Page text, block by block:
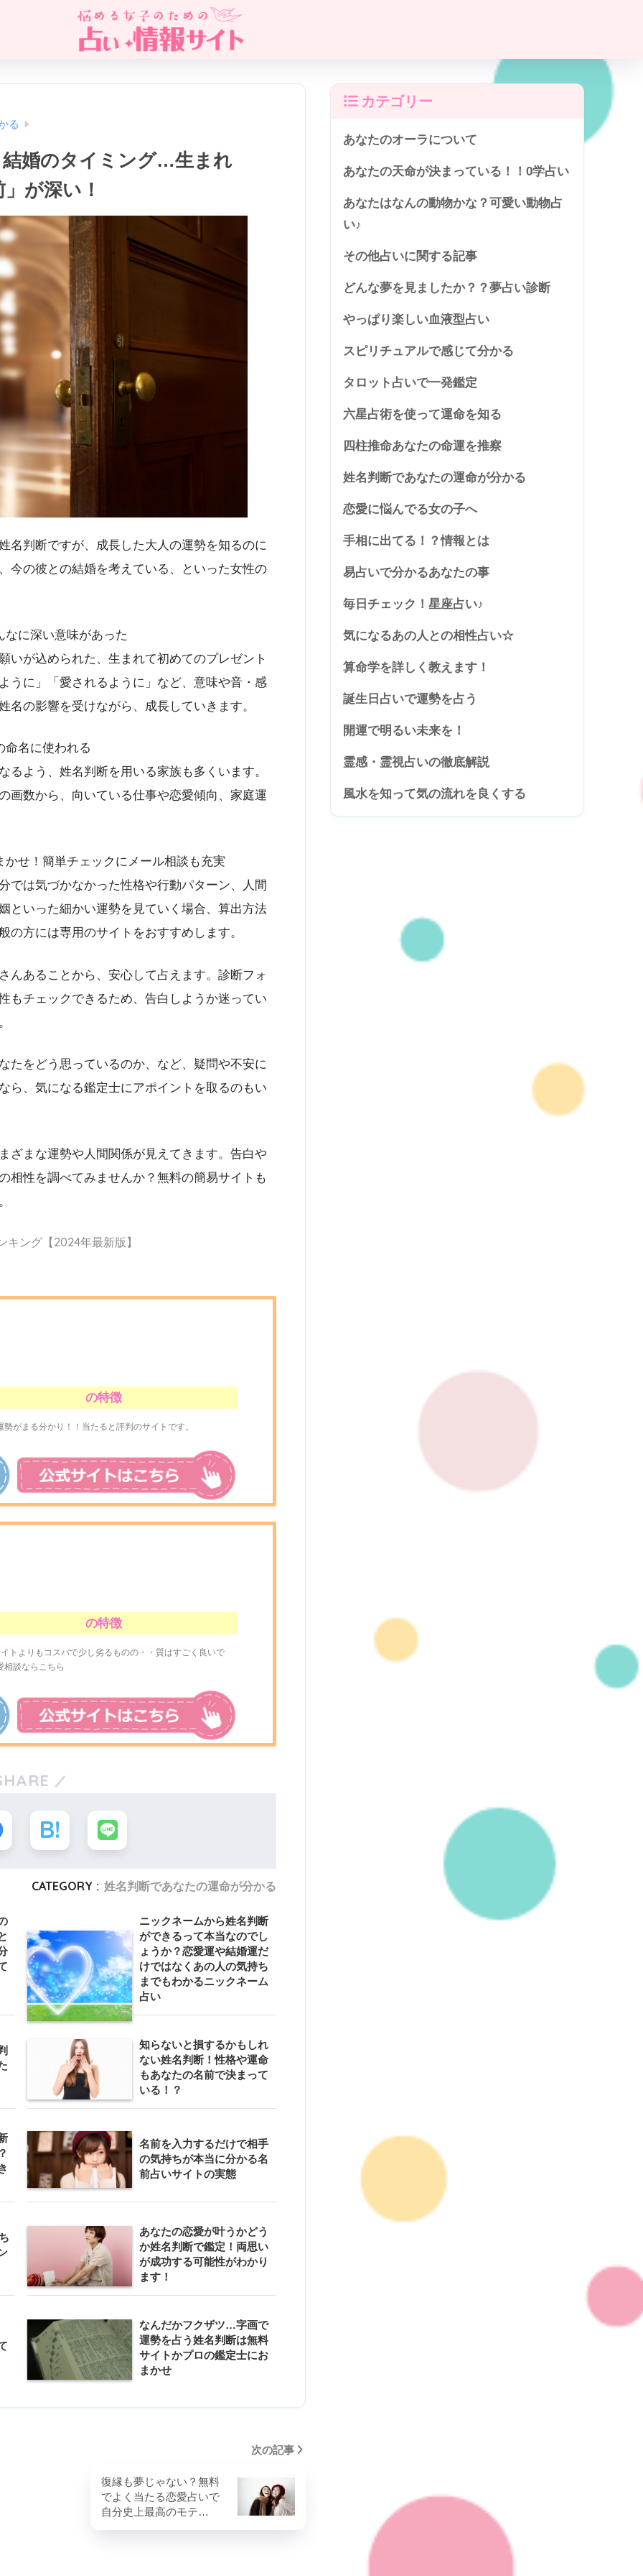
る
婚のタイミング…生まれ
が深い！
名判断ですが、成長した大人の運勢を知るのに
今の彼との結婚を考えている、といった女性の
に深い意味があった
いが込められた、生まれて初めてのプレゼント
うに」「愛されるように」など、意味や音・感
の影響を受けながら、成長していきます。
命名に使われる
よう、姓名判断を用いる家族も多くいます。
画数から、向いている仕事や恋愛傾向、家庭運
せ！簡単チェックにメール相談も充実
では気づかなかった性格や行動パターン、人間
といった細かい運勢を見ていく場合、算出方法
方には専用のサイトをおすすめします。
んあることから、安心して占えます。診断フォ
もチェックできるため、告白しようか迷ってい
たをどう思っているのか、など、疑問や不安に
ら、気になる鑑定士にアポイントを取るのもい
ざまな運勢や人間関係が見えてきます。告白や
相性を調べてみませんか？無料の簡易サイトも
キング【2024年最新版】
の特徴
勢がまる分かり！！当たると評判のサイトです。
の特徴
トよりもコスパで少し劣るものの・・質はすごく良いで
相談ならこちら
CATEGORY : 姓名判断であなたの運命が分かる
ニックネームから姓名判断
ができるって本当なのでし
ょうか？恋愛運や結婚運だ
けではなくあの人の気持ち
までもわかるニックネーム
占い
知らないと損するかもしれ
ない姓名判断！性格や運命
もあなたの名前で決まって
いる！？
名前を入力するだけで相手
の気持ちが本当に分かる名
前占いサイトの実態
あなたの恋愛が叶うかどう
か姓名判断で鑑定！両思い
が成功する可能性がわかり
ます！
なんだかフクザツ…字画で
運勢を占う姓名判断は無料
サイトかプロの鑑定士にお
まかせ
次の記事
復縁も夢じゃない？無料
でよく当たる恋愛占いで
自分史上最高のモテ…
カテゴリー
あなたのオーラについて
あなたの天命が決まっている！！0学占い
あなたはなんの動物かな？可愛い動物占
い♪
その他占いに関する記事
どんな夢を見ましたか？？夢占い診断
やっぱり楽しい血液型占い
スピリチュアルで感じて分かる
タロット占いで一発鑑定
六星占術を使って運命を知る
四柱推命あなたの命運を推察
姓名判断であなたの運命が分かる
恋愛に悩んでる女の子へ
手相に出てる！？情報とは
易占いで分かるあなたの事
毎日チェック！星座占い♪
気になるあの人との相性占い☆
算命学を詳しく教えます！
誕生日占いで運勢を占う
開運で明るい未来を！
霊感・霊視占いの徹底解説
風水を知って気の流れを良くする